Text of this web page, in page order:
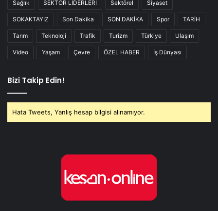
Sağlık SEKTÖR LİDERLERİ Sektörel Siyaset
SOKAKTAYIZ Son Dakika SON DAKİKA Spor TARİH
Tarım Teknoloji Trafik Turizm Türkiye Ulaşım
Video Yaşam Çevre ÖZEL HABER İş Dünyası
Bizi Takip Edin!
Hata Tweets, Yanlış hesap bilgisi alınamıyor.